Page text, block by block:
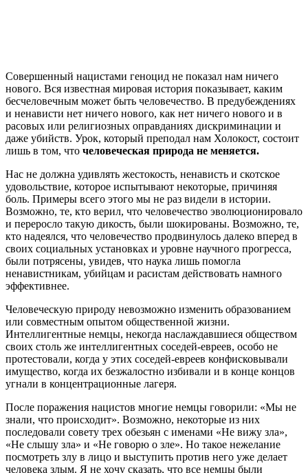
Совершенный нацистами геноцид не показал нам ничего
нового. Вся известная мировая история показывает, каким
бесчеловечным может быть человечество. В предубеждениях
и ненависти нет ничего нового, как нет ничего нового и в
расовых или религиозных оправданиях дискриминации и
даже убийств. Урок, который преподал нам Холокост, состоит
лишь в том, что человеческая природа не меняется.
Нас не должна удивлять жестокость, ненависть и скотское
удовольствие, которое испытывают некоторые, причиняя
боль. Примеры всего этого мы не раз видели в истории.
Возможно, те, кто верил, что человечество эволюционировало
и переросло такую дикость, были шокированы. Возможно, те,
кто надеялся, что человечество продвинулось далеко вперед в
своих социальных установках и уровне научного прогресса,
были потрясены, увидев, что наука лишь помогла
ненавистникам, убийцам и расистам действовать намного
эффективнее.
Человеческую природу невозможно изменить образованием
или совместным опытом общественной жизни.
Интеллигентные немцы, некогда наслаждавшиеся обществом
своих столь же интеллигентных соседей-евреев, особо не
протестовали, когда у этих соседей-евреев конфисковывали
имущество, когда их безжалостно избивали и в конце концов
угнали в концентрационные лагеря.
После поражения нацистов многие немцы говорили: «Мы не
знали, что происходит». Возможно, некоторые из них
последовали совету трех обезьян с именами «Не вижу зла»,
«Не слышу зла» и «Не говорю о зле». Но такое нежелание
посмотреть злу в лицо и выступить против него уже делает
человека злым. Я не хочу сказать, что все немцы были